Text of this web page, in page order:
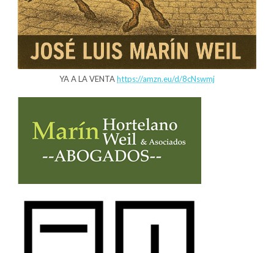
YA A LA VENTAhttps://amzn.eu/d/8cNswmj